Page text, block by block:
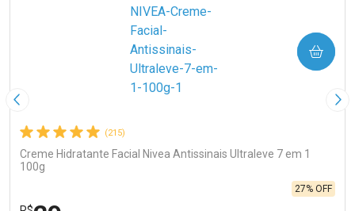
Imagem Anterior
(215)
Creme Hidratante Facial Nivea Antissinais Ultraleve 7 em 1
100g
27% OFF
COMPRAR